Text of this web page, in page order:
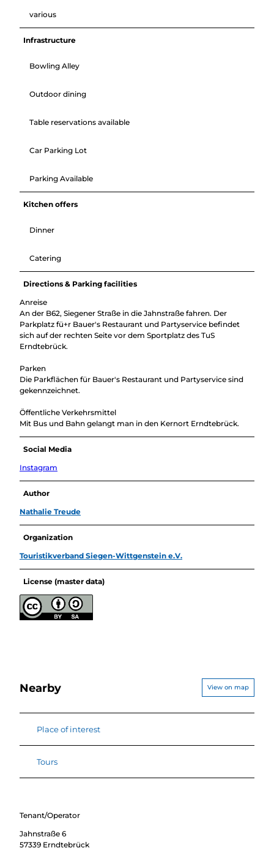
various
Infrastructure
Bowling Alley
Outdoor dining
Table reservations available
Car Parking Lot
Parking Available
Kitchen offers
Dinner
Catering
Directions & Parking facilities
Anreise
An der B62, Siegener Straße in die Jahnstraße fahren. Der
Parkplatz fü+r Bauer's Restaurant und Partyservice befindet
sich auf der rechten Seite vor dem Sportplatz des TuS
Erndtebrück.
Parken
Die Parkflächen für Bauer's Restaurant und Partyservice sind
gekennzeichnet.
Öffentliche Verkehrsmittel
Mit Bus und Bahn gelangt man in den Kernort Erndtebrück.
Social Media
Instagram
Author
Nathalie Treude
Organization
Touristikverband Siegen-Wittgenstein e.V.
License (master data)
Nearby View on map
Place of interest
Tours
Tenant/Operator
Jahnstraße 6
57339 Erndtebrück